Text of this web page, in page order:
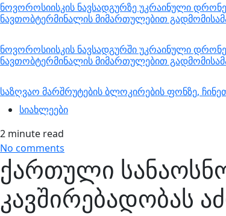
ნოვოროსიისკის ნავსადგურზე უკრაინული
ნავთობტერმინალის მიმართულებით
ნოვოროსიისკის ნავსადგურში უკრაინული
ნავთობტერმინალის მიმართულებით
საზღვაო მარშრუტების ბლოკირების ფონზე,
სიახლეები
2 minute read
No comments
ქართული
კავშირებადობას